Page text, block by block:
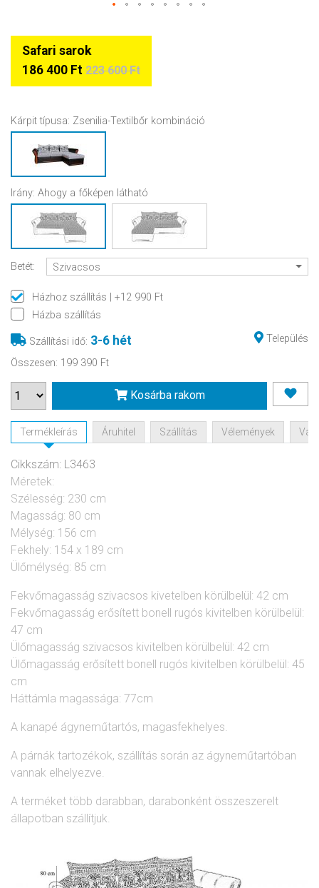
Safari sarok
186 400 Ft 223 600 Ft
Kárpit típusa: Zsenilia-Textilbőr kombináció
Irány: Ahogy a főképen látható
Betét: Szivacsos
Házhoz szállítás
| +12 990 Ft
Házba szállítás
Szállítási idő: 3-6 hét
Település
Összesen: 199 390 Ft
Kosárba rakom
Termékleírás Áruhitel Szállítás Vélemények
Cikkszám: L3463
Méretek:
Szélesség: 230 cm
Magasság: 80 cm
Mélység: 156 cm
Fekhely: 154 x 189 cm
Ülőmélység: 85 cm
Fekvőmagasság szivacsos kivetelben körülbelül: 42 cm
Fekvőmagasság erősített bonell rugós kivitelben körülbelül:
47 cm
Ülőmagasság szivacsos kivitelben körülbelül: 42 cm
Ülőmagasság erősített bonell rugós kivitelben körülbelül: 45
cm
Háttámla magassága: 77cm
A kanapé ágyneműtartós, magasfekhelyes.
A párnák tartozékok, szállítás során az ágyneműtartóban
vannak elhelyezve.
A terméket több darabban, darabonként összeszerelt
állapotban szállítjuk.